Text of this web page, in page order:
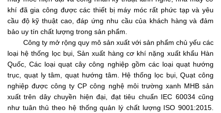
khí đã gia công được các thiết bị máy móc rất phức tạp và yêu
cầu độ kỹ thuật cao, đáp ứng nhu cầu của khách hàng và đảm
bảo uy tín chất lượng trong sản phẩm.
Công ty mở rộng quy mô sản xuất với sản phẩm chủ yếu các
loại hệ thống lọc bụi, Sản xuất hàng cơ khí nặng xuất khẩu Hàn
Quốc, Các loại quạt cây công nghiệp gồm các loại quạt hướng
trục, quạt ly tâm, quạt hướng tâm. Hệ thống lọc bụi, Quạt công
nghiệp được công ty CP công nghệ môi trường xanh MHB sản
xuất trên dây chuyền hiện đại, đạt tiêu chuẩn IEC 60034 cũng
như tuân thủ theo hệ thống quản lý chất lượng ISO 9001:2015.